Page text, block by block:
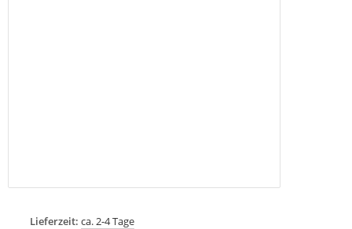
Lieferzeit: ca. 2-4 Tage